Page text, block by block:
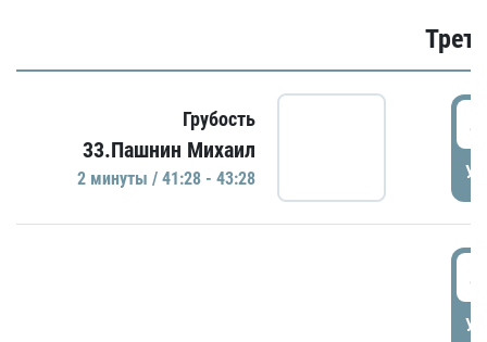
Грубость
33.Пашнин Михаил
2 минуты / 41:28 - 43:28